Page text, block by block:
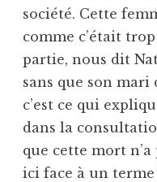
société. Cette
comme c’était
partie, nous dit
sans que son mari
c’est ce qui
dans la
que cette mort n’a
ici face à un